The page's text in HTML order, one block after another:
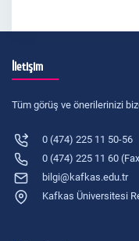
İletişim
Tüm görüş ve önerilerinizi
0 (474) 225 11 50-56
0 (474) 225 11 60
bilgi@kafkas.edu.tr
Kafkas Üniversitesi